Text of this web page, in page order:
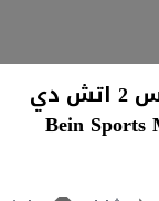
مشاهدة قناة بي ان سبورت ماكس 2 اتش دي